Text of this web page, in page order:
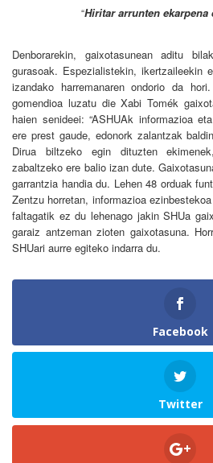
“Hiritar arrunten
Denborarekin, gaixotasunean aditu
gurasoak. Espezialistekin, ikertzaileekin
izandako harremanaren ondorio da
gomendioa luzatu die Xabi Tomék
haien senideei: “ASHUAk informazioa
ere prest gaude, edonork zalantzak
Dirua biltzeko egin dituzten
zabaltzeko ere balio izan dute.
garrantzia handia du. Lehen 48 orduak
Zentzu horretan, informazioa
faltagatik ez du lehenago jakin SHUa
garaiz antzeman zioten gaixotasuna.
SHUari aurre egiteko indarra du.
Facebook
Twitter